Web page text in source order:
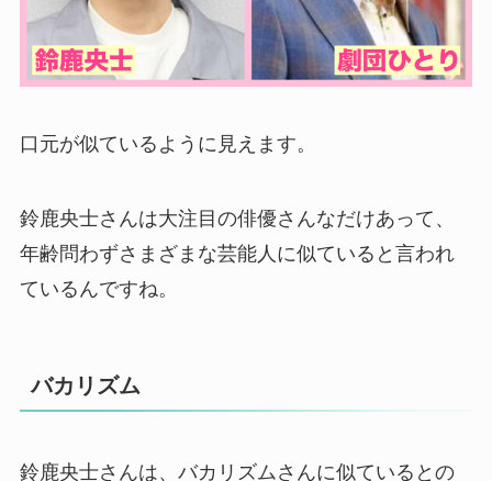
口元が似ているように見えます。
鈴鹿央士さんは大注目の俳優さんなだけあって、
年齢問わずさまざまな芸能人に似ていると言われ
ているんですね。
バカリズム
鈴鹿央士さんは、バカリズムさんに似ているとの